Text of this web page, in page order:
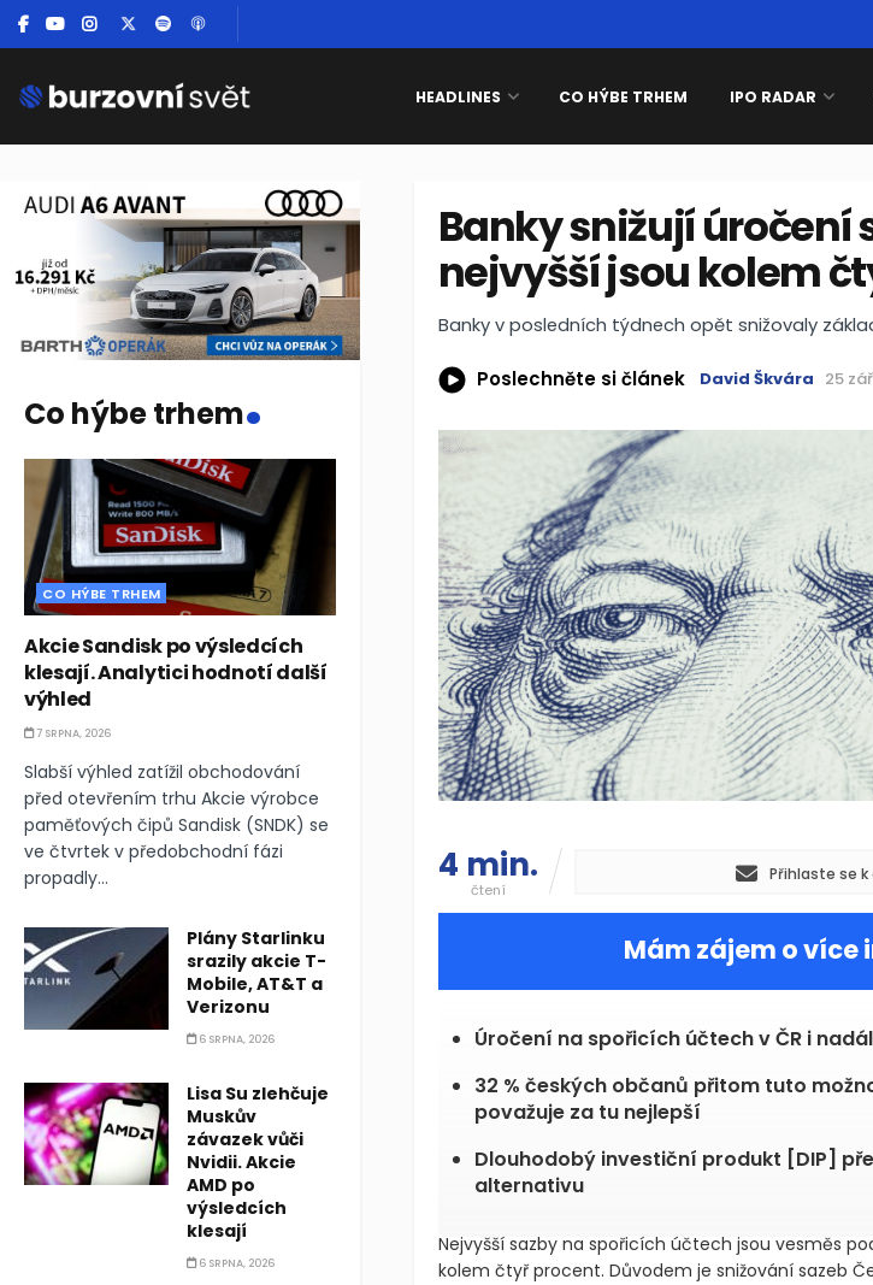
HEADLINES CO HÝBE TRHEM IPO RADAR
Banky snižují úročení
nejvyšší jsou kolem
Banky v posledních týdnech opět snižovaly
Poslechněte si článek David Škvára 25
4 min.
čtení
Přihlaste se
Mám zájem o
Úročení na spořicích účtech v ČR i
32 % českých občanů přitom tuto
považuje za tu nejlepší
Dlouhodobý investiční produkt [DIP]
alternativu
Nejvyšší sazby na spořicích účtech jsou vesměs
kolem čtyř procent. Důvodem je snižování sazeb
Co hýbe trhem.
CO HÝBE TRHEM
Akcie Sandisk po výsledcích
klesají. Analytici hodnotí další
výhled
7 SRPNA, 2026
Slabší výhled zatížil obchodování
před otevřením trhu Akcie výrobce
paměťových čipů Sandisk (SNDK) se
ve čtvrtek v předobchodní fázi
propadly...
Plány Starlinku
srazily akcie T-
Mobile, AT&T a
Verizonu
6 SRPNA, 2026
Lisa Su zlehčuje
Muskův
závazek vůči
Nvidii. Akcie
AMD po
výsledcích
klesají
6 SRPNA, 2026